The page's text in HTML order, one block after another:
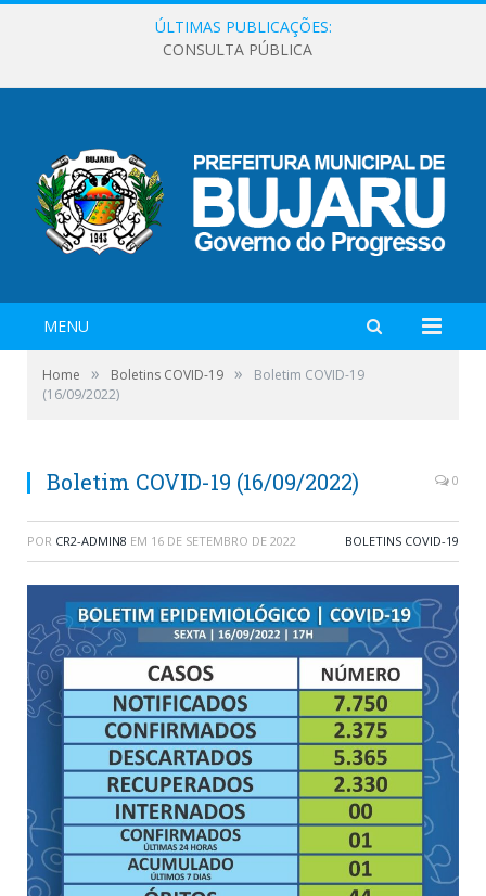
ÚLTIMAS PUBLICAÇÕES:
CONSULTA PÚBLICA
MENU
Home » Boletins COVID-19 »
Boletim COVID-19
(16/09/2022)
Boletim COVID-19 (16/09/2022) 0
POR CR2-ADMIN8 EM 16 DE SETEMBRO DE 2022 BOLETINS COVID-19